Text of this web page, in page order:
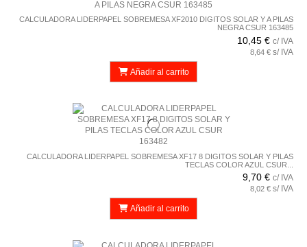
CALCULADORA LIDERPAPEL SOBREMESA XF2010 DIGITOS SOLAR Y A PILAS
NEGRA CSUR 163485
10,45 € c/ IVA
8,64 € s/ IVA
Añadir al carrito
CALCULADORA LIDERPAPEL SOBREMESA XF17 8 DIGITOS SOLAR Y PILAS
TECLAS COLOR AZUL CSUR...
9,70 € c/ IVA
8,02 € s/ IVA
Añadir al carrito